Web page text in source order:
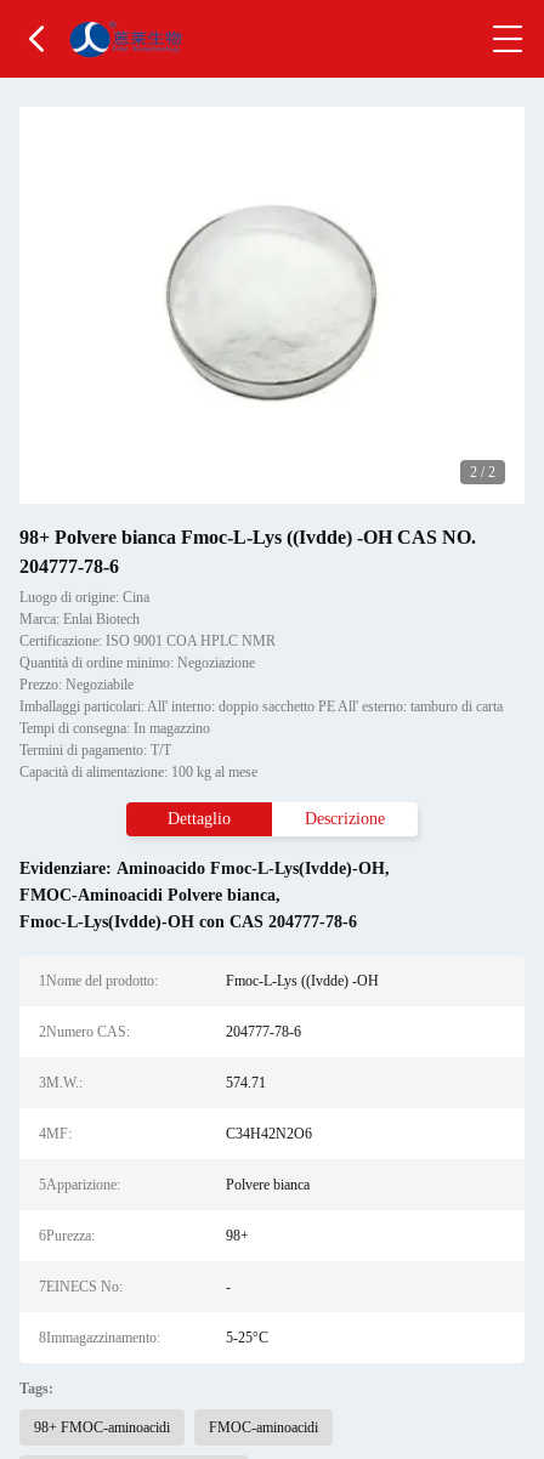
2 / 2
98+ Polvere bianca Fmoc-L-Lys ((Ivdde) -OH CAS NO.
204777-78-6
Luogo di origine: Cina
Marca: Enlai Biotech
Certificazione: ISO 9001 COA HPLC NMR
Quantità di ordine minimo: Negoziazione
Prezzo: Negoziabile
Imballaggi particolari: All' interno: doppio sacchetto PE All' esterno: tamburo di carta
Tempi di consegna: In magazzino
Termini di pagamento: T/T
Capacità di alimentazione: 100 kg al mese
Dettaglio Descrizione
Evidenziare: Aminoacido Fmoc-L-Lys(Ivdde)-OH,
FMOC-Aminoacidi Polvere bianca,
Fmoc-L-Lys(Ivdde)-OH con CAS 204777-78-6
1Nome del prodotto: Fmoc-L-Lys ((Ivdde) -OH
2Numero CAS: 204777-78-6
3M.W.: 574.71
4MF: C34H42N2O6
5Apparizione: Polvere bianca
6Purezza: 98+
7EINECS No: -
8Immagazzinamento: 5-25°C
Tags:
98+ FMOC-aminoacidi FMOC-aminoacidi